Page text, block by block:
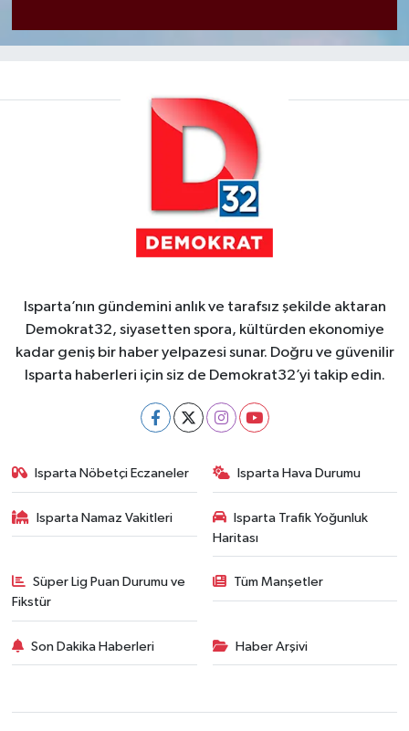
Isparta’nın gündemini anlık ve tarafsız şekilde aktaran
Demokrat32, siyasetten spora, kültürden ekonomiye
kadar geniş bir haber yelpazesi sunar. Doğru ve güvenilir
Isparta haberleri için siz de Demokrat32’yi takip edin.
Isparta Nöbetçi Eczaneler Isparta Hava Durumu
Isparta Namaz Vakitleri
Isparta Trafik Yoğunluk
Haritası
Süper Lig Puan Durumu ve
Fikstür
Tüm Manşetler
Son Dakika Haberleri Haber Arşivi